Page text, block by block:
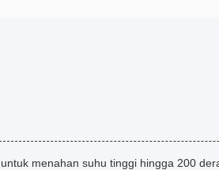
menahan suhu tinggi hingga 200